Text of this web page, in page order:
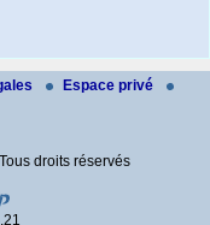
Espace privé
droits réservés